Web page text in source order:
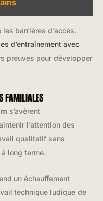
barrières d’accès.
d’entraînement avec
preuves pour développer
FAMILIALES
s’avèrent
l’attention des
qualitatif sans
long terme.
un échauffement
technique ludique de